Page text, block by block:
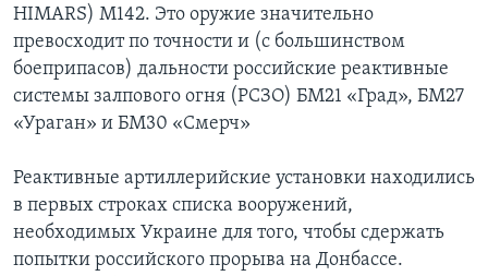
HIMARS) M142. Это оружие значительно
превосходит по точности и (с большинством
боеприпасов) дальности российские реактивные
системы залпового огня (РСЗО) БМ21 «Град», БМ27
«Ураган» и БМ30 «Смерч»
Реактивные артиллерийские установки находились
в первых строках списка вооружений,
необходимых Украине для того, чтобы сдержать
попытки российского прорыва на Донбассе.